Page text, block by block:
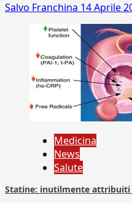
Salvo Franchina 14 Aprile
Medicina
News
Salute
Statine: inutilmente